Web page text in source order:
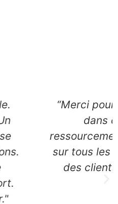
accueil chaleureux
idyllique de
L’accent est mis
pour le bien-être
faire et à refaire à
!”